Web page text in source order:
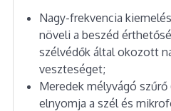
Nagy-frekvencia
növeli a beszéd
szélvédők által okozott
veszteséget;
Meredek mélyvágó
elnyomja a szél és